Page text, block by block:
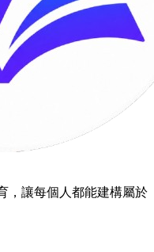
，讓每個人都能建構屬於